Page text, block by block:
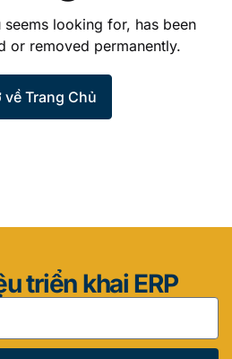
looking for, has been
or removed permanently.
về Trang Chủ
triển khai ERP